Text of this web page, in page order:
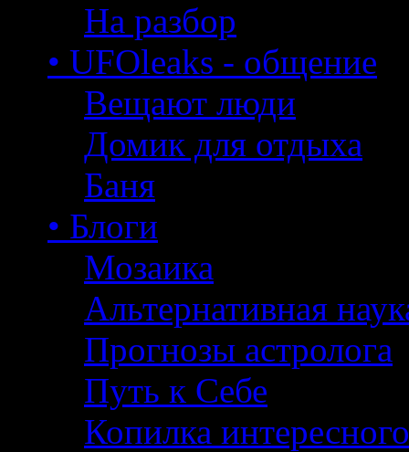
На разбор
• UFOleaks - общение
Вещают люди
Домик для отдыха
Баня
• Блоги
Мозаика
Альтернативная
Прогнозы астролога
Путь к Себе
Копилка интересного